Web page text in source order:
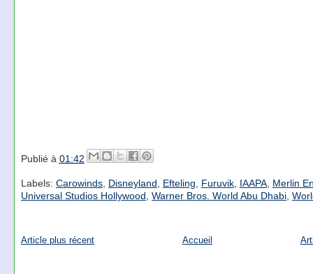
Publié à 01:42
Labels: Carowinds, Disneyland Efteling Furuvik, IAAPA, Merlin
Universal Studios Hollywood Warner Bros. World Abu Dhabi,
Article plus récent Accueil